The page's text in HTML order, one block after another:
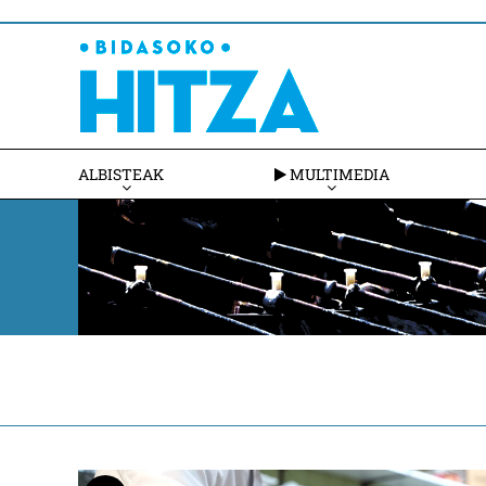
ALBISTEAK MULTIMEDIA